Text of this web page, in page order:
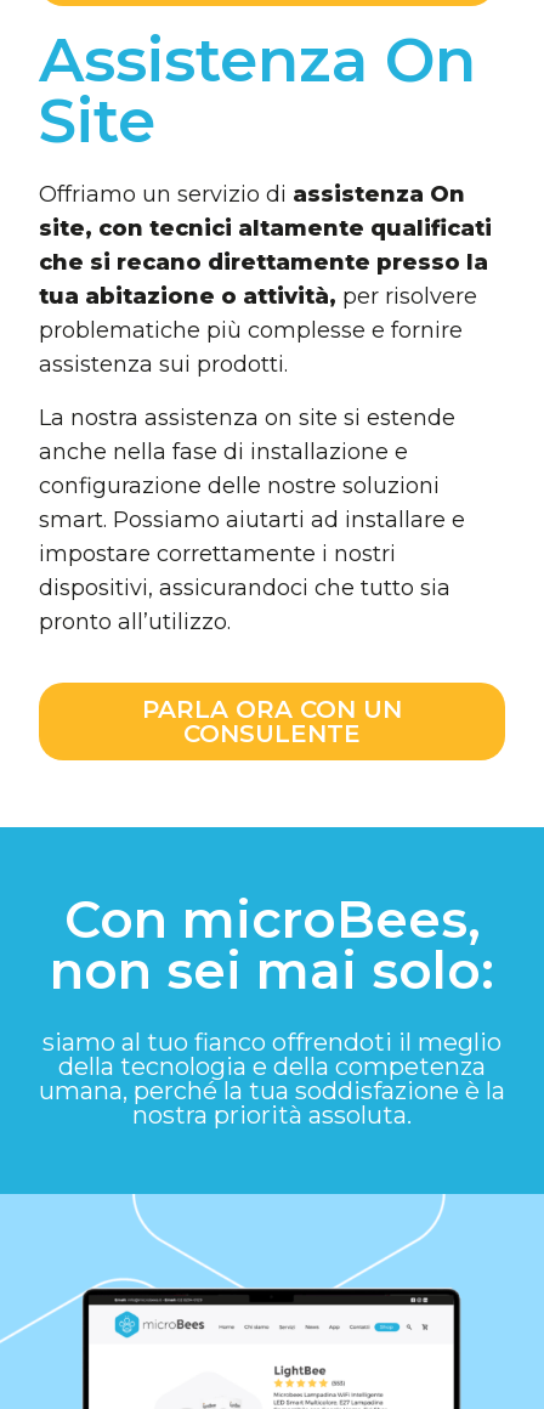
Assistenza On
Site
Offriamo un servizio di assistenza On
site, con tecnici altamente qualificati
che si recano direttamente presso la
tua abitazione o attività, per risolvere
problematiche più complesse e fornire
assistenza sui prodotti.
La nostra assistenza on site si estende
anche nella fase di installazione e
configurazione delle nostre soluzioni
smart. Possiamo aiutarti ad installare e
impostare correttamente i nostri
dispositivi, assicurandoci che tutto sia
pronto all’utilizzo.
PARLA ORA CON UN
CONSULENTE
Con microBees,
non sei mai solo:
siamo al tuo fianco offrendoti il meglio
della tecnologia e della competenza
umana, perché la tua soddisfazione è la
nostra priorità assoluta.